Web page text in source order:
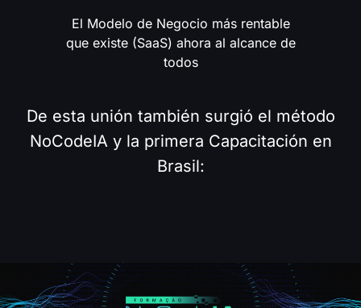
El Modelo de Negocio más rentable
que existe (SaaS) ahora al alcance de
todos
De esta unión también surgió el método
NoCodeIA y la primera Capacitación en
Brasil: